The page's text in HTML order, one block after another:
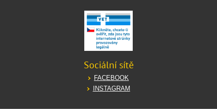
Sociální sítě
FACEBOOK
INSTAGRAM